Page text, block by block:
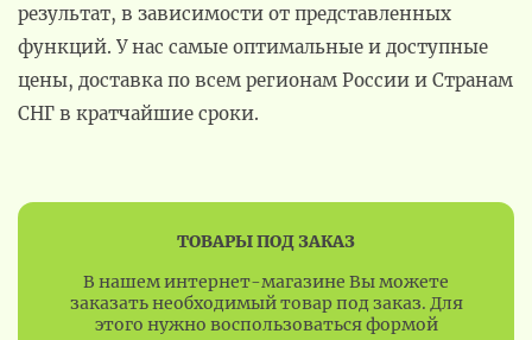
результат, в зависимости от представленных
функций. У нас самые оптимальные и доступные
цены, доставка по всем регионам России и Странам
СНГ в кратчайшие сроки.
ТОВАРЫ ПОД ЗАКАЗ
В нашем интернет-магазине Вы можете
заказать необходимый товар под заказ. Для
этого нужно воспользоваться формой